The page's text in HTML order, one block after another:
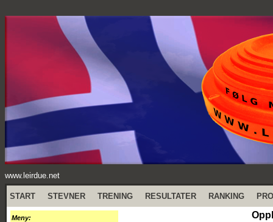
www.leirdue.net
START STEVNER TRENING RESULTATER RANKING
Meny: